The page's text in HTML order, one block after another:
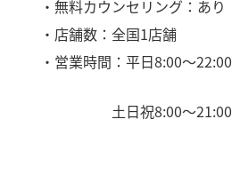
・無料カウンセリング：あり
・店舗数：全国1店舗
・営業時間：平日8:00〜22:00
土日祝8:00〜21:00